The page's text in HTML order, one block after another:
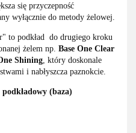
się przyczepność
wyłącznie do metody żelowej.
to podkład do drugiego kroku
żelem np. Base One Clear
Shining , który doskonale
i nabłyszcza paznokcie.
podkładowy (baza)